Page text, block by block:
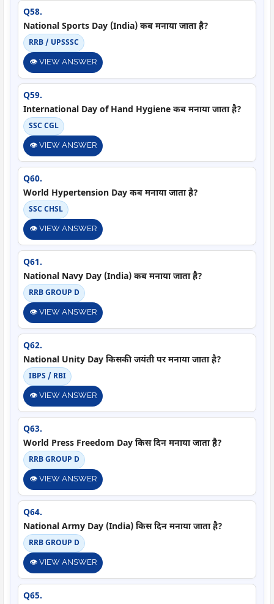
Q58.
National Sports Day (India) कब मनाया जाता है?
RRB / UPSSSC
👁️ VIEW ANSWER
Q59.
International Day of Hand Hygiene कब मनाया जाता है?
SSC CGL
👁️ VIEW ANSWER
Q60.
World Hypertension Day कब मनाया जाता है?
SSC CHSL
👁️ VIEW ANSWER
Q61.
National Navy Day (India) कब मनाया जाता है?
RRB GROUP D
👁️ VIEW ANSWER
Q62.
National Unity Day किसकी जयंती पर मनाया जाता है?
IBPS / RBI
👁️ VIEW ANSWER
Q63.
World Press Freedom Day किस दिन मनाया जाता है?
RRB GROUP D
👁️ VIEW ANSWER
Q64.
National Army Day (India) किस दिन मनाया जाता है?
RRB GROUP D
👁️ VIEW ANSWER
Q65.